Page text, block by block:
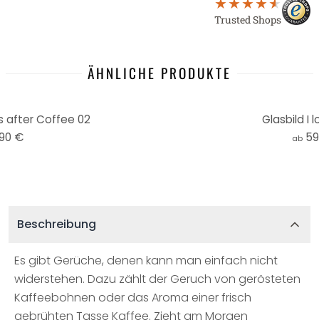
Trusted Shops
ÄHNLICHE PRODUKTE
after Coffee 02
€
Glasbild I
ab
Beschreibung
Es gibt Gerüche, denen kann man einfach nicht
widerstehen. Dazu zählt der Geruch von gerösteten
Kaffeebohnen oder das Aroma einer frisch
gebrühten Tasse Kaffee. Zieht am Morgen